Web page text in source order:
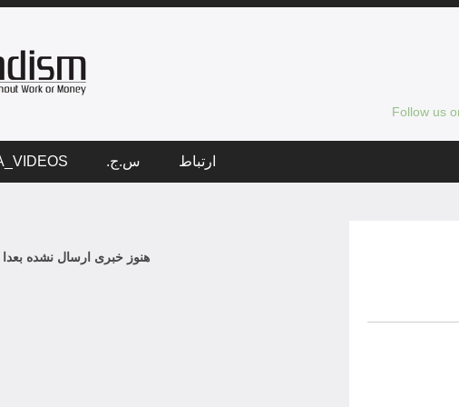
س.ج. ارتباط
هنوز خبری ارسال نشده بعدا